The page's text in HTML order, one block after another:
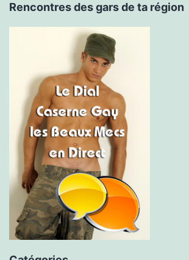
Rencontres des gars de ta région